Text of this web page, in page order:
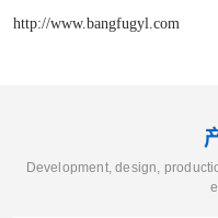
http://www.bangfugyl.com
Development, design,